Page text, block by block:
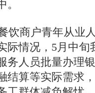
饮商户青年从业
际情况，5月中旬
务人员批量办理
结算等实际需求